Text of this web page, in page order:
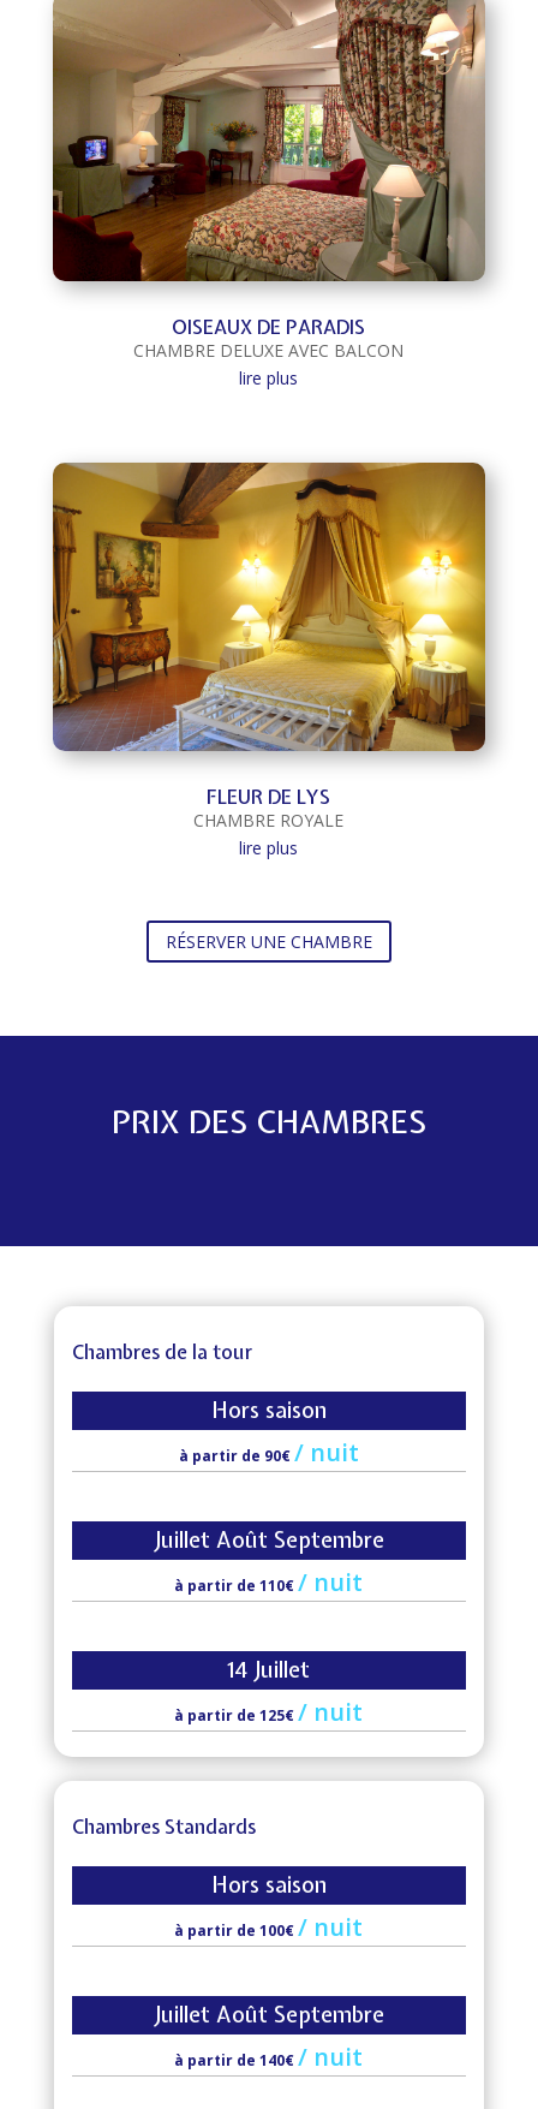
OISEAUX DE PARADIS
CHAMBRE DELUXE AVEC BALCON
lire plus
FLEUR DE LYS
CHAMBRE ROYALE
lire plus
RÉSERVER UNE CHAMBRE
PRIX DES CHAMBRES
Chambres de la tour
Hors saison
à partir de 90€/nuit
Juillet Août Septembre
à partir de 110€/ nuit
14 Juillet
à partir de 125€/ nuit
Chambres Standards
Hors saison
à partir de 100€/ nuit
Juillet Août Septembre
à partir de 140€/ nuit